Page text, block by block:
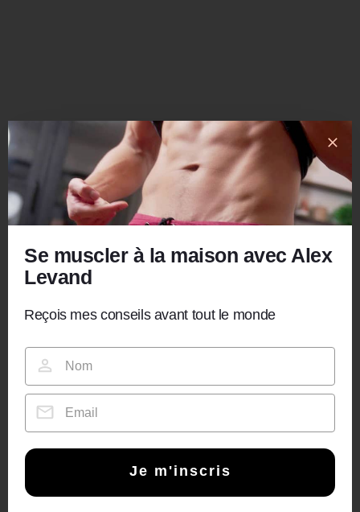
Se muscler à la maison avec Alex
Levand
Reçois mes conseils avant tout le monde
Je m'inscris